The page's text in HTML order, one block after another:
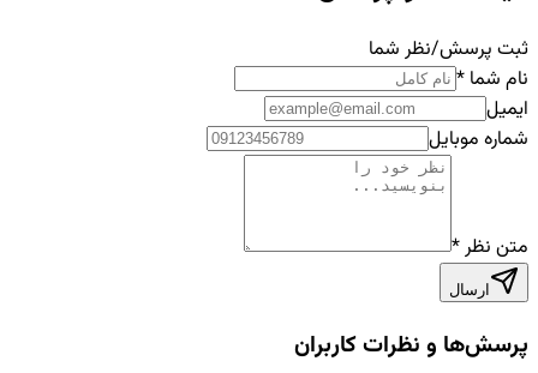
ثبت پرسش/نظر شما
نام شما *
ایمیل
شماره موبایل
متن نظر*
ارسال
پرسش‌ها و نظرات کاربران